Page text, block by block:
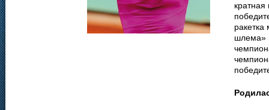
шлема»